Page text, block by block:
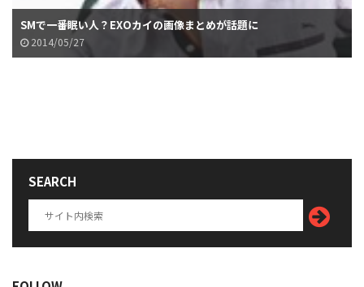
SMで一番眠い人？EXOカイの画像まとめが話題に
2014/05/27
SEARCH